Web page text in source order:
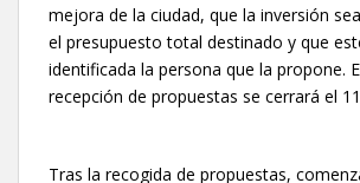
mejora de la ciudad, que la inversión
el presupuesto total destinado y que
identificada la persona que la propone.
recepción de propuestas se cerrará el
Tras la recogida de propuestas,